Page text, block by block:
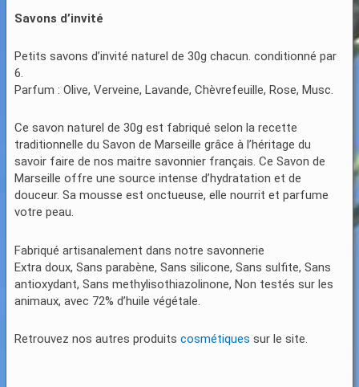
Savons d’invité
Petits savons d’invité naturel de 30g chacun. conditionné par
6.
Parfum : Olive, Verveine, Lavande, Chèvrefeuille, Rose, Musc.
Ce savon naturel de 30g est fabriqué selon la recette
traditionnelle du Savon de Marseille grâce à l’héritage du
savoir faire de nos maitre savonnier français. Ce Savon de
Marseille offre une source intense d’hydratation et de
douceur. Sa mousse est onctueuse, elle nourrit et parfume
votre peau.
Fabriqué artisanalement dans notre savonnerie
Extra doux, Sans parabène, Sans silicone, Sans sulfite, Sans
antioxydant, Sans methylisothiazolinone, Non testés sur les
animaux, avec 72% d’huile végétale.
Retrouvez nos autres produitscosmétiques sur le site.